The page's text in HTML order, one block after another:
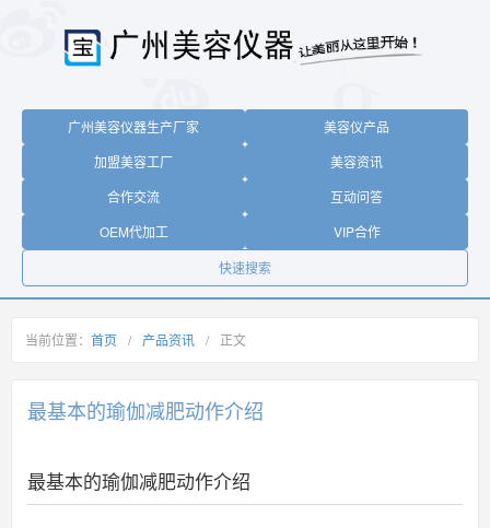
广州美容仪器生产厂家
美容仪产品
加盟美容工厂
美容资讯
合作交流
互动问答
OEM代加工
VIP合作
快速搜索
当前位置： 首页 / 产品资讯 / 正文
最基本的瑜伽减肥动作介绍
最基本的瑜伽减肥动作介绍